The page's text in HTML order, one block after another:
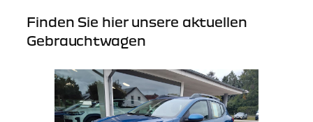
Finden Sie hier unsere aktuellen
Gebrauchtwagen